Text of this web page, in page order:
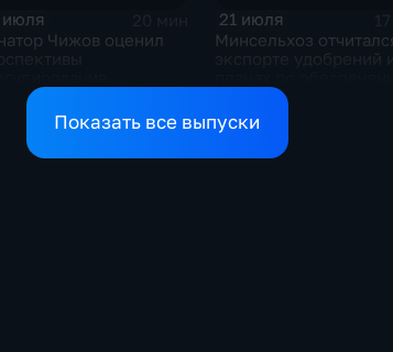
июля
Чижов оценил
на Ближнем
и диалог с
21 июля
Минсельхоз
аграриев топливом
Показать все выпуски